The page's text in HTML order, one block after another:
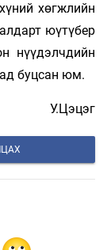
хөгжлийн
юүтүбер
нүүдэлчдийн
буцсан юм.
У.Цэцэг